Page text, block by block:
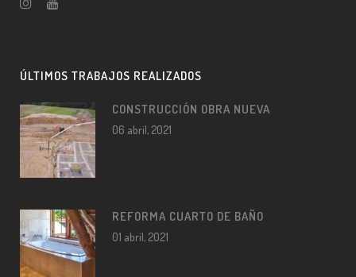
ÚLTIMOS TRABAJOS REALIZADOS
CONSTRUCCIÓN OBRA NUEVA
06 abril, 2021
REFORMA CUARTO DE BAÑO
01 abril, 2021